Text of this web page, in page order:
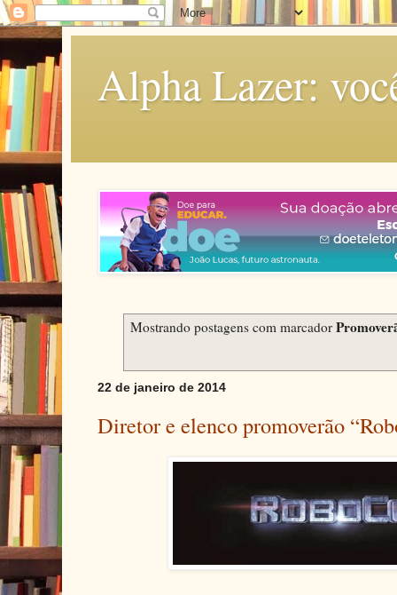
Alpha Lazer:
Mostrando postagens com marcador
22 de janeiro de 2014
Diretor e elenco promoverão